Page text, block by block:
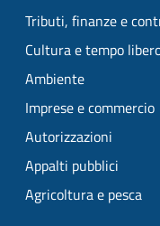
Tributi, finanze e
Cultura e tempo
Ambiente
Imprese e commercio
Autorizzazioni
Appalti pubblici
Agricoltura e pesca